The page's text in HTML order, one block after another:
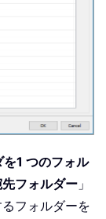
1 つのフォル
フォルダー 」
フォルダーを